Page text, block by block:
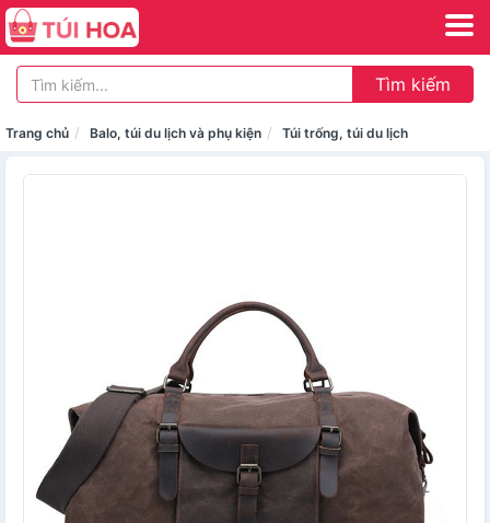
Tìm kiếm
Trang chủ Balo, túi du lịch và phụ kiện Túi trống, túi du lịch